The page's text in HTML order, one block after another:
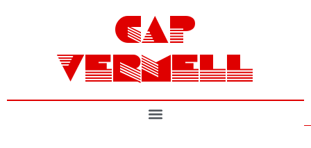
CAP
VERMELL